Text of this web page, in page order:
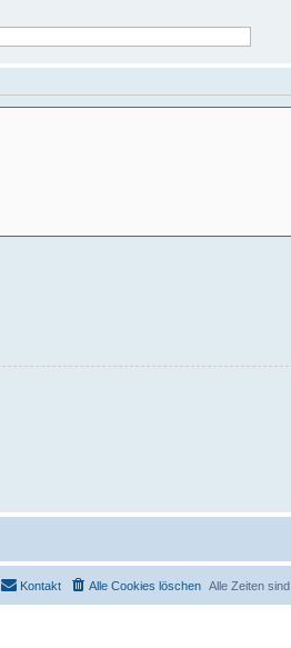
Alle Zeiten sind
Alle Cookies löschen
Kontakt